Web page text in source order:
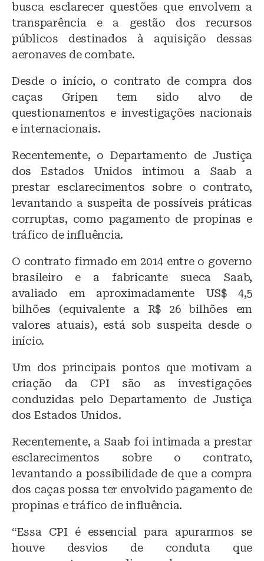
busca esclarecer questões que envolvem a
transparência e a gestão dos recursos
públicos destinados à aquisição dessas
aeronaves de combate.
Desde o início, o contrato de compra dos
caças Gripen tem sido alvo de
questionamentos e investigações nacionais
e internacionais.
Recentemente, o Departamento de Justiça
dos Estados Unidos intimou a Saab a
prestar esclarecimentos sobre o contrato,
levantando a suspeita de possíveis práticas
corruptas, como pagamento de propinas e
tráfico de influência.
O contrato firmado em 2014 entre o governo
brasileiro e a fabricante sueca Saab,
avaliado em aproximadamente US$ 4,5
bilhões (equivalente a R$ 26 bilhões em
valores atuais), está sob suspeita desde o
início.
Um dos principais pontos que motivam a
criação da CPI são as investigações
conduzidas pelo Departamento de Justiça
dos Estados Unidos.
Recentemente, a Saab foi intimada a prestar
esclarecimentos sobre o contrato,
levantando a possibilidade de que a compra
dos caças possa ter envolvido pagamento de
propinas e tráfico de influência.
“Essa CPI é essencial para apurarmos se
houve desvios de conduta que